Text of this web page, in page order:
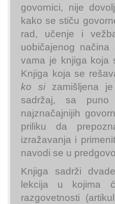
govornici, nije
kako se stiču
rad, učenje i
uobičajenog načina
vama je knjiga koja
Knjiga koja se
ko sizamišljena je
sadržaj, sa puno
najznačajnijih
priliku da
izražavanja i
navodi se u
Knjiga sadrži
lekcija u kojima
razgovetnosti